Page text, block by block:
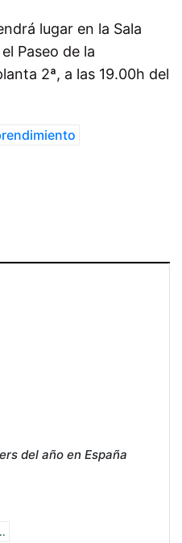
lugar en la Sala
Paseo de la
2ª, a las 19.00h del
del año en España